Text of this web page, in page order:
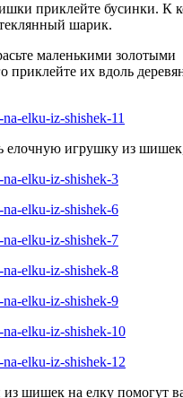
приклейте бусинки. К
шарик.
маленькими золотыми
приклейте их вдоль
елочную игрушку из
шишек на елку помогут